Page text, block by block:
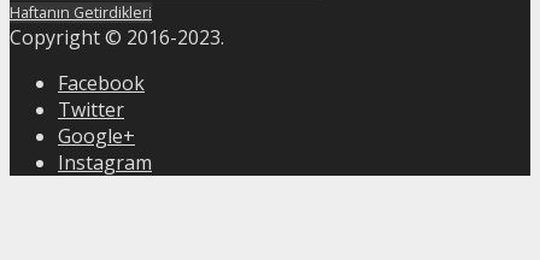
Haftanın Getirdikleri
Copyright © 2016-2023.
Facebook
Twitter
Google+
Instagram